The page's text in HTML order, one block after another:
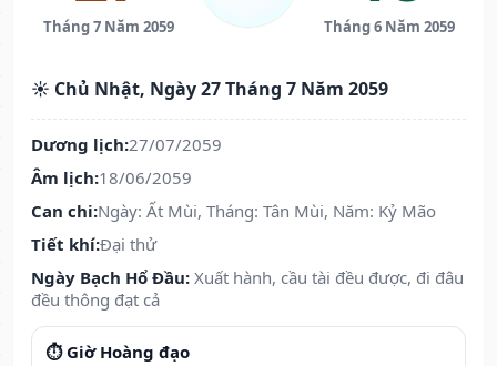
Tháng 7 Năm 2059 Tháng 6 Năm 2059
☀️ Chủ Nhật, Ngày 27 Tháng 7 Năm 2059
Dương lịch:27/07/2059
Âm lịch:18/06/2059
Can chi:Ngày: Ất Mùi, Tháng: Tân Mùi, Năm: Kỷ Mão
Tiết khí:Đại thử
Ngày Bạch Hổ Đầu: Xuất hành, cầu tài đều được, đi đâu
đều thông đạt cả
⏱️ Giờ Hoàng đạo